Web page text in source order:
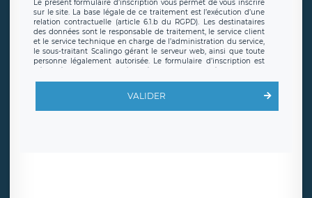
Le présent formulaire d’inscription vous permet de vous inscrire
sur le site. La base légale de ce traitement est l’exécution d’une
relation contractuelle (article 6.1.b du RGPD). Les destinataires
des données sont le responsable de traitement, le service client
et le service technique en charge de l’administration du service,
le sous-traitant Scalingo gérant le serveur web, ainsi que toute
personne légalement autorisée. Le formulaire d’inscription est
offrant desclauses de protection conformes au RGPD. Les
en sollicite la suppression, étant entendu que vous pouvez
demander la suppression de vos données et retirer votre
VALIDER